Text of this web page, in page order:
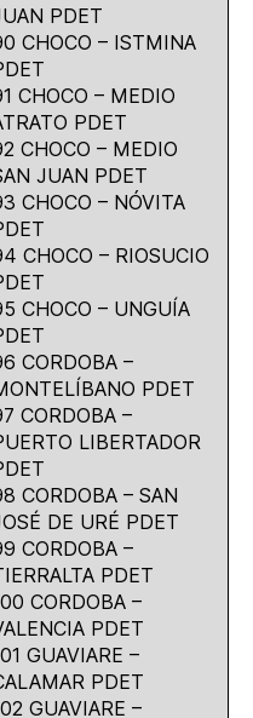
PDET
CHOCO – ISTMINA
CHOCO – MEDIO
PDET
CHOCO – MEDIO
JUAN PDET
CHOCO – NÓVITA
CHOCO – RIOSUCIO
CHOCO – UNGUÍA
CORDOBA –
PDET
CORDOBA –
LIBERTADOR
CORDOBA – SAN
DE URÉ PDET
CORDOBA –
PDET
CORDOBA –
PDET
GUAVIARE –
PDET
GUAVIARE –